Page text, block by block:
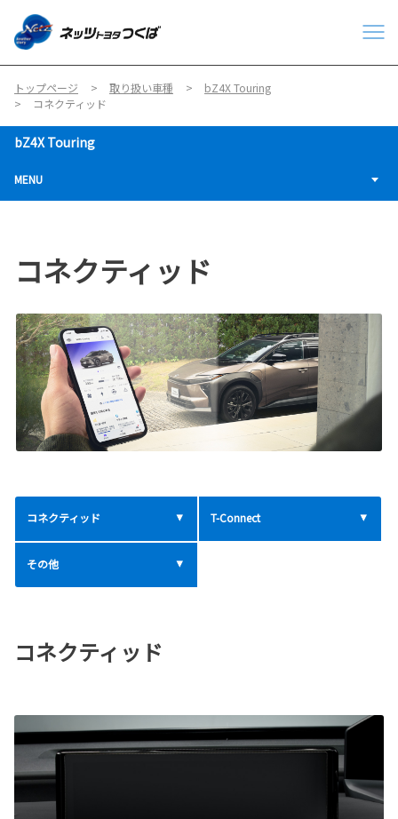
トップページ 取り扱い車種
bZ4X Touring
コネクティッド
bZ4X Touring
MENU
コネクティッド
コネクティッド T-Connect
その他
コネクティッド